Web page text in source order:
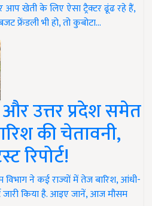
खेती के लिए ऐसा ट्रैक्टर ढूंढ रहे हैं,
फ्रेंडली भी हो, तो कुबोटा…
उत्तर प्रदेश समेत
की चेतावनी,
रिपोर्ट!
ने कई राज्यों में तेज बारिश, आंधी-
किया है. आइए जानें, आज मौसम